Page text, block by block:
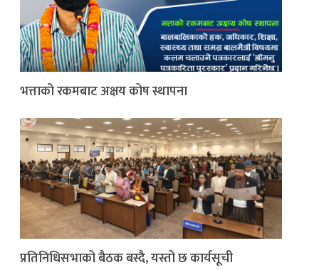
भत्ताको रकमबाट अक्षय कोष स्थापना
प्रतिनिधिसभाको बैठक बस्दै, यस्तो छ कार्यसूची